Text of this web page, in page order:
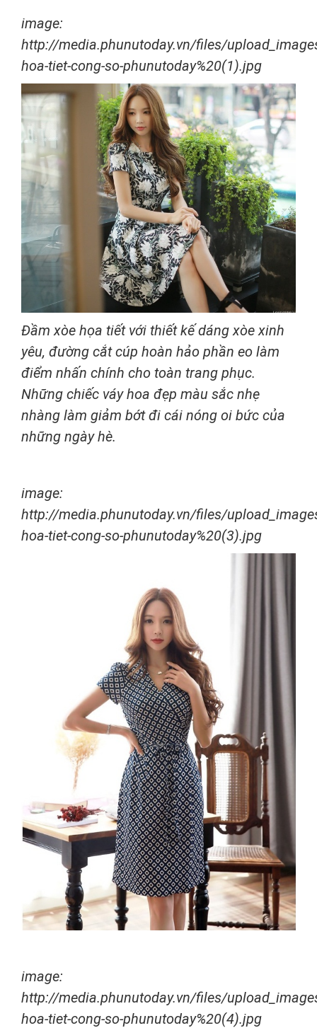
image:
http://media.phunutoday.vn/files/
hoa-tiet-cong-so-phunutoday%20(1).jpg
Đầm xòe họa tiết với thiết kế dáng xòe xinh
yêu, đường cắt cúp hoàn hảo phần eo làm
điểm nhấn chính cho toàn trang phục.
Những chiếc váy hoa đẹp màu sắc nhẹ
nhàng làm giảm bớt đi cái nóng oi bức của
những ngày hè.
image:
http://media.phunutoday.vn/files/
hoa-tiet-cong-so-phunutoday%20(3).jpg
image:
http://media.phunutoday.vn/files/
hoa-tiet-cong-so-phunutoday%20(4).jpg